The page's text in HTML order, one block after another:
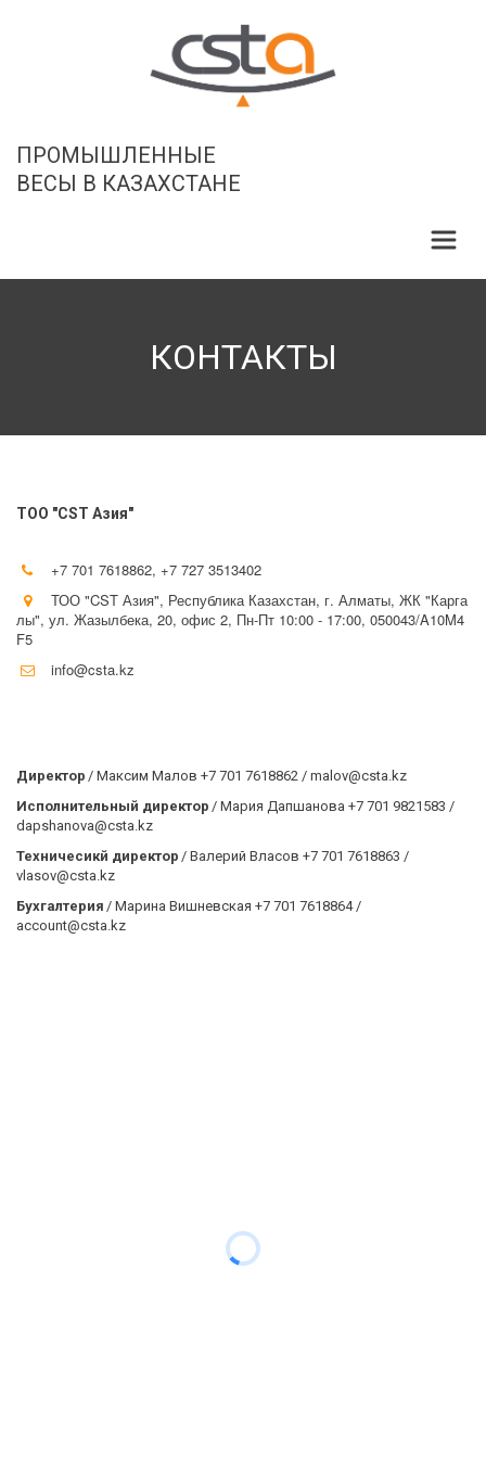
ПРОМЫШЛЕННЫЕ
ВЕСЫ В КАЗАХСТАНЕ
КОНТАКТЫ
TOO "CST Азия"
+7 701 7618862, +7 727 3513402
ТОО "CST Азия", Республика Казахстан, г. Алматы, ЖК "Карга
лы", ​ул. Жазылбека, 20, офис 2, Пн-Пт 10:00 - 17:00, 050043/A10M4
F5
info@csta.kz
Директор / Максим Малов +7 701 7618862 / malov@csta.kz
Исполнительный директор / Мария Дапшанова +7 701 9821583 /
dapshanova@csta.kz
Техничесикй директор / Валерий Власов +7 701 7618863 /
vlasov@csta.kz
Бухгалтерия / Марина Вишневская +7 701 7618864 /
account@csta.kz